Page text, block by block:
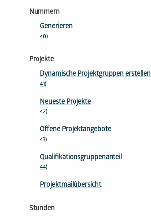
Nummern
Generieren
40)
Projekte
Dynamische Projektgruppen erstellen
41)
Neueste Projekte
42)
Offene Projektangebote
43)
Qualifikationsgruppenanteil
44)
Projektmailübersicht
Stunden